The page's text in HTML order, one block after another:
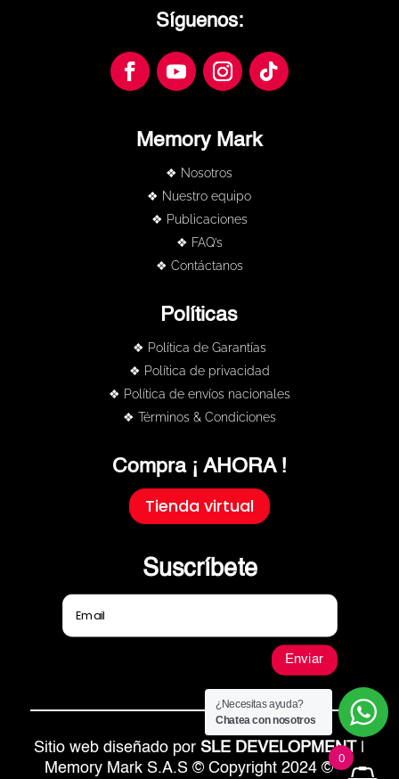
Síguenos:
Memory Mark
❖ Nosotros
❖ Nuestro equipo
❖ Publicaciones
❖ FAQ’s
❖ Contáctanos
Políticas
❖ Política de Garantías
❖ Política de privacidad
❖ Política de envíos nacionales
❖ Términos & Condiciones
Compra ¡ AHORA !
Tienda virtual
Suscríbete
Enviar
Sitio web diseñado por SLE DEVELOPMENT
Memory Mark S.A.S © Copyright 2024 © All
¿Necesitas ayuda?
Chatea con nosotros
0